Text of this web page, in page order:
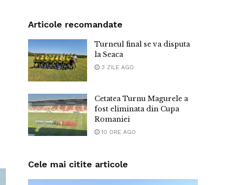
Articole recomandate
Turneul final se va disputa
la Seaca
3 ZILE AGO
Cetatea Turnu Magurele a
fost eliminata din Cupa
Romaniei
10 ORE AGO
Cele mai citite articole